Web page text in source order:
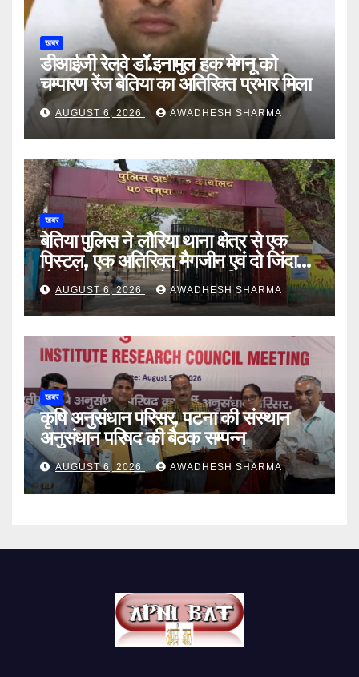
खबर
डीआईजी रेलवे डॉ.इनामुल हक मेगनू को
चम्पारण रेंज बेतिया का अतिरिक्त प्रभार मिला
AUGUST 6, 2026 AWADHESH SHARMA
खबर
बेतिया पुलिस ने लौरिया थाना क्षेत्र से एक
पिस्टल, एक अतिरिक्त मैगजीन एवं दो जिंदा
गोली के साथ एक को गिरफ्तार दिया
AUGUST 6, 2026 AWADHESH SHARMA
खबर
कृषि अनुसंधान परिसर, पटना की संस्थान
अनुसंधान परिषद की बैठक सम्पन्न
AUGUST 6, 2026 AWADHESH SHARMA